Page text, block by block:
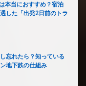
本当におすすめ？宿泊
した「出発2日前のトラ
忘れたら？知っている
地下鉄の仕組み